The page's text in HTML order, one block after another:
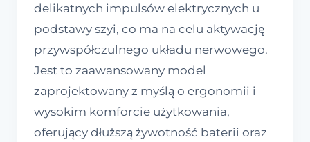
delikatnych impulsów elektrycznych u
podstawy szyi, co ma na celu aktywację
przywspółczulnego układu nerwowego.
Jest to zaawansowany model
zaprojektowany z myślą o ergonomii i
wysokim komforcie użytkowania,
oferujący dłuższą żywotność baterii oraz